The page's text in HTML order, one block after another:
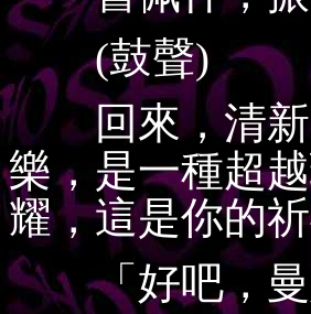
(鼓聲)
回來，清新，
樂，是一種超
耀，這是你的
「好吧，曼